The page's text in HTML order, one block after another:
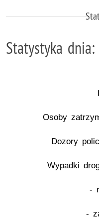
Statystyka
Osoby
Dozory
Wypadki
-
-